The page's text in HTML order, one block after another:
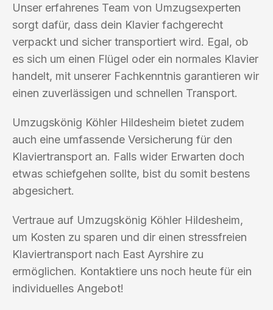
Unser erfahrenes Team von Umzugsexperten
sorgt dafür, dass dein Klavier fachgerecht
verpackt und sicher transportiert wird. Egal, ob
es sich um einen Flügel oder ein normales Klavier
handelt, mit unserer Fachkenntnis garantieren wir
einen zuverlässigen und schnellen Transport.
Umzugskönig Köhler Hildesheim bietet zudem
auch eine umfassende Versicherung für den
Klaviertransport an. Falls wider Erwarten doch
etwas schiefgehen sollte, bist du somit bestens
abgesichert.
Vertraue auf Umzugskönig Köhler Hildesheim,
um Kosten zu sparen und dir einen stressfreien
Klaviertransport nach East Ayrshire zu
ermöglichen. Kontaktiere uns noch heute für ein
individuelles Angebot!